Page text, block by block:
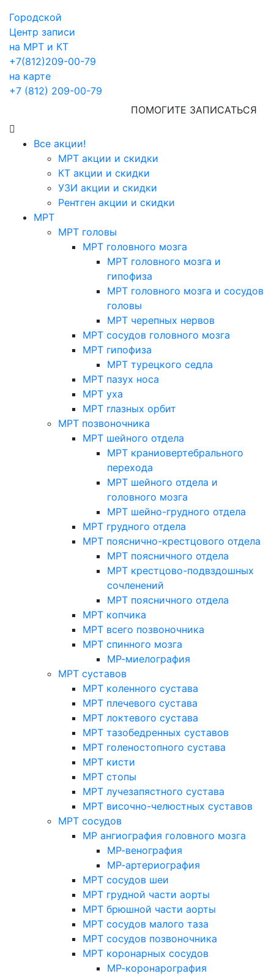
Городской
Центр записи
на МРТ и КТ
+7(812)209-00-79
на карте
+7 (812) 209-00-79
ПОМОГИТЕ ЗАПИСАТЬСЯ
Все акции!
МРТ акции и скидки
КТ акции и скидки
УЗИ акции и скидки
Рентген акции и скидки
МРТ
МРТ головы
МРТ головного мозга
МРТ головного мозга и
гипофиза
МРТ головного мозга и сосудов
головы
МРТ черепных нервов
МРТ сосудов головного мозга
МРТ гипофиза
МРТ турецкого седла
МРТ пазух носа
МРТ уха
МРТ глазных орбит
МРТ позвоночника
МРТ шейного отдела
МРТ краниовертебрального
перехода
МРТ шейного отдела и
головного мозга
МРТ шейно-грудного отдела
МРТ грудного отдела
МРТ пояснично-крестцового отдела
МРТ поясничного отдела
МРТ крестцово-подвздошных
сочленений
МРТ поясничного отдела
МРТ копчика
МРТ всего позвоночника
МРТ спинного мозга
МР-миелография
МРТ суставов
МРТ коленного сустава
МРТ плечевого сустава
МРТ локтевого сустава
МРТ тазобедренных суставов
МРТ голеностопного сустава
МРТ кисти
МРТ стопы
МРТ лучезапястного сустава
МРТ височно-челюстных суставов
МРТ сосудов
МР ангиография головного мозга
МР-венография
МР-артериография
МРТ сосудов шеи
МРТ грудной части аорты
МРТ брюшной части аорты
МРТ сосудов малого таза
МРТ сосудов позвоночника
МРТ коронарных сосудов
МР-коронарография